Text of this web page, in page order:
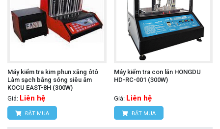
Máy kiểm tra kim phun xăng ôtô
Làm sạch bằng sóng siêu âm
KOCU EAST-8H (300W)
Giá: Liên hệ
ĐẶT MUA
Máy kiểm tra con lăn HONGDU
HD-RC-001 (300W)
Giá: Liên hệ
ĐẶT MUA